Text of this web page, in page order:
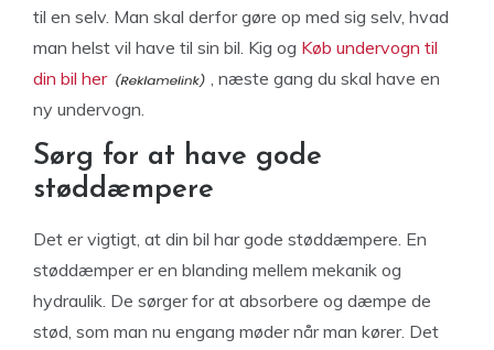
til en selv. Man skal derfor gøre op med sig selv, hvad
man helst vil have til sin bil. Kig og Køb undervogn til
din bil her
, næste gang du skal have en
ny undervogn.
Sørg for at have gode
støddæmpere
Det er vigtigt, at din bil har gode støddæmpere. En
støddæmper er en blanding mellem mekanik og
hydraulik. De sørger for at absorbere og dæmpe de
stød, som man nu engang møder når man kører. Det